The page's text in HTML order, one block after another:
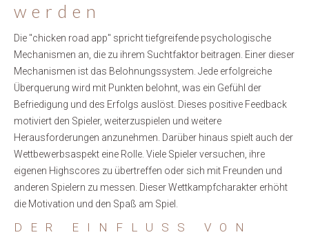
werden
Die "chicken road app" spricht tiefgreifende psychologische
Mechanismen an, die zu ihrem Suchtfaktor beitragen. Einer dieser
Mechanismen ist das Belohnungssystem. Jede erfolgreiche
Überquerung wird mit Punkten belohnt, was ein Gefühl der
Befriedigung und des Erfolgs auslöst. Dieses positive Feedback
motiviert den Spieler, weiterzuspielen und weitere
Herausforderungen anzunehmen. Darüber hinaus spielt auch der
Wettbewerbsaspekt eine Rolle. Viele Spieler versuchen, ihre
eigenen Highscores zu übertreffen oder sich mit Freunden und
anderen Spielern zu messen. Dieser Wettkampfcharakter erhöht
die Motivation und den Spaß am Spiel.
DER EINFLUSS VON